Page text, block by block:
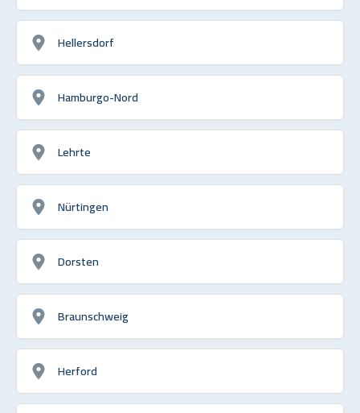
Hellersdorf
Hamburgo-Nord
Lehrte
Nürtingen
Dorsten
Braunschweig
Herford